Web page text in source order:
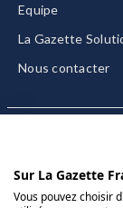
Equipe
La Gazette
Nous contacter
CGU/CGV
Sur La Gazette
Vous pouvez choisir